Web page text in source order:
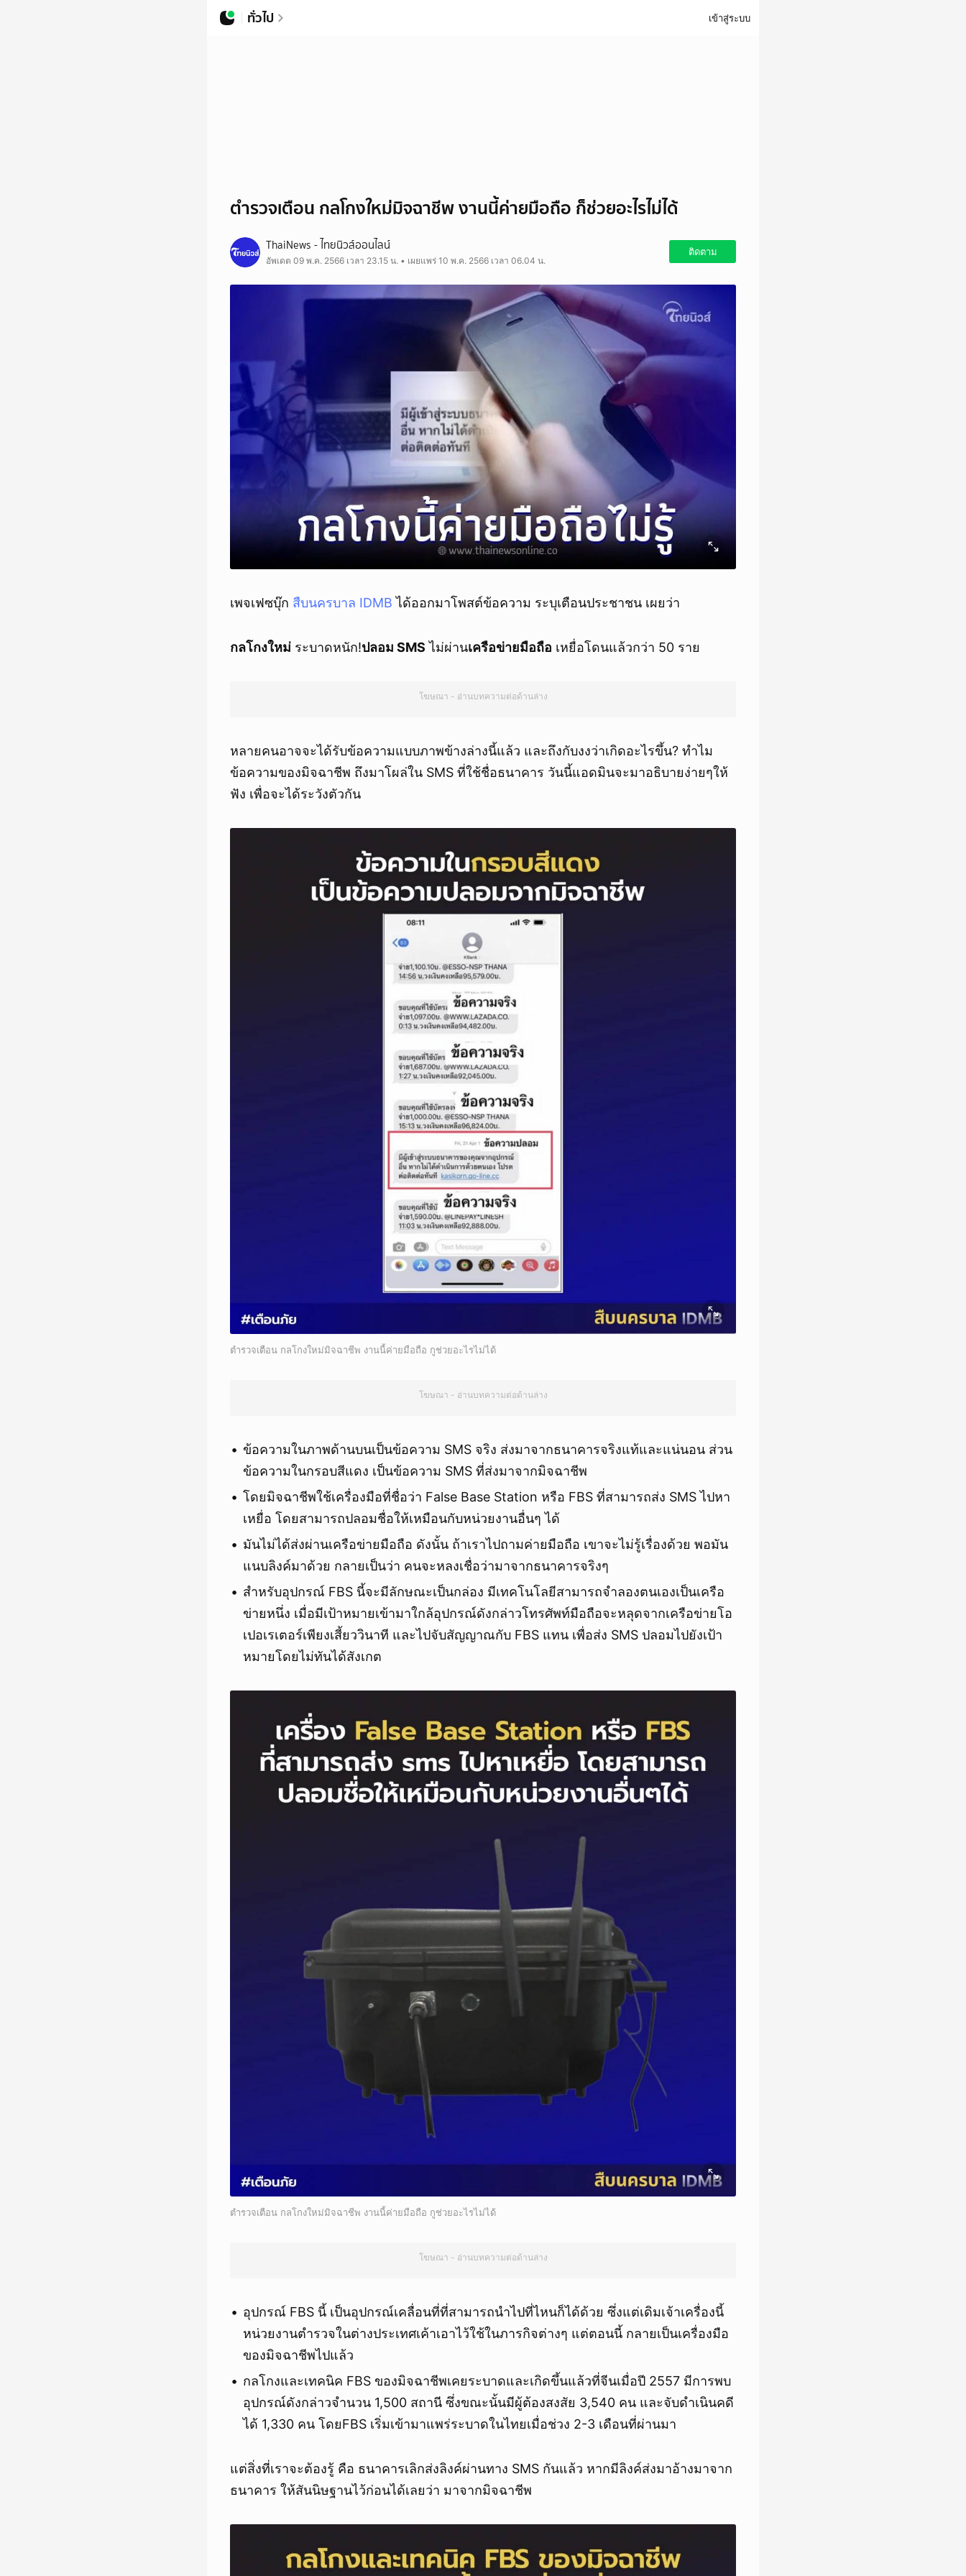
ทั่วไป เข้าสู่ระบบ
ตำรวจเตือน กลโกงใหม่มิจฉาชีพ งานนี้ค่ายมือถือ ก็ช่วยอะไรไม่ได้
ThaiNews - ไทยนิวส์ออนไลน์
อัพเดต 09 พ.ค. 2566 เวลา 23.15 น. • เผยแพร่ 10 พ.ค. 2566 เวลา 06.04 น.
ติดตาม
เพจเฟซบุ๊ก สืบนครบาล IDMB ได้ออกมาโพสต์ข้อความ ระบุเตือนประชาชน เผยว่า
กลโกงใหม่ ระบาดหนัก!ปลอม SMS ไม่ผ่านเครือข่ายมือถือ เหยื่อโดนแล้วกว่า 50 ราย
โฆษณา - อ่านบทความต่อด้านล่าง
หลายคนอาจจะได้รับข้อความแบบภาพข้างล่างนี้แล้ว และถึงกับงงว่าเกิดอะไรขึ้น? ทำไม
ข้อความของมิจฉาชีพ ถึงมาโผล่ใน SMS ที่ใช้ชื่อธนาคาร วันนี้แอดมินจะมาอธิบายง่ายๆให้
ฟัง เพื่อจะได้ระวังตัวกัน
ตำรวจเตือน กลโกงใหม่มิจฉาชีพ งานนี้ค่ายมือถือ กูช่วยอะไรไม่ได้
โฆษณา - อ่านบทความต่อด้านล่าง
ข้อความในภาพด้านบนเป็นข้อความ SMS จริง ส่งมาจากธนาคารจริงแท้และแน่นอน ส่วน
ข้อความในกรอบสีแดง เป็นข้อความ SMS ที่ส่งมาจากมิจฉาชีพ
โดยมิจฉาชีพใช้เครื่องมือที่ชื่อว่า False Base Station หรือ FBS ที่สามารถส่ง SMS ไปหา
เหยื่อ โดยสามารถปลอมชื่อให้เหมือนกับหน่วยงานอื่นๆ ได้
มันไม่ได้ส่งผ่านเครือข่ายมือถือ ดังนั้น ถ้าเราไปถามค่ายมือถือ เขาจะไม่รู้เรื่องด้วย พอมัน
แนบลิงค์มาด้วย กลายเป็นว่า คนจะหลงเชื่อว่ามาจากธนาคารจริงๆ
สำหรับอุปกรณ์ FBS นี้จะมีลักษณะเป็นกล่อง มีเทคโนโลยีสามารถจำลองตนเองเป็นเครือ
ข่ายหนึ่ง เมื่อมีเป้าหมายเข้ามาใกล้อุปกรณ์ดังกล่าวโทรศัพท์มือถือจะหลุดจากเครือข่ายโอ
เปอเรเตอร์เพียงเสี้ยววินาที และไปจับสัญญาณกับ FBS แทน เพื่อส่ง SMS ปลอมไปยังเป้า
หมายโดยไม่ทันได้สังเกต
ตำรวจเตือน กลโกงใหม่มิจฉาชีพ งานนี้ค่ายมือถือ กูช่วยอะไรไม่ได้
โฆษณา - อ่านบทความต่อด้านล่าง
อุปกรณ์ FBS นี้ เป็นอุปกรณ์เคลื่อนที่ที่สามารถนำไปที่ไหนก็ได้ด้วย ซึ่งแต่เดิมเจ้าเครื่องนี้
หน่วยงานตำรวจในต่างประเทศเค้าเอาไว้ใช้ในภารกิจต่างๆ แต่ตอนนี้ กลายเป็นเครื่องมือ
ของมิจฉาชีพไปแล้ว
กลโกงและเทคนิค FBS ของมิจฉาชีพเคยระบาดและเกิดขึ้นแล้วที่จีนเมื่อปี 2557 มีการพบ
อุปกรณ์ดังกล่าวจำนวน 1,500 สถานี ซึ่งขณะนั้นมีผู้ต้องสงสัย 3,540 คน และจับดำเนินคดี
ได้ 1,330 คน โดยFBS เริ่มเข้ามาแพร่ระบาดในไทยเมื่อช่วง 2-3 เดือนที่ผ่านมา
แต่สิ่งที่เราจะต้องรู้ คือ ธนาคารเลิกส่งลิงค์ผ่านทาง SMS กันแล้ว หากมีลิงค์ส่งมาอ้างมาจาก
ธนาคาร ให้สันนิษฐานไว้ก่อนได้เลยว่า มาจากมิจฉาชีพ
ยกเลิก